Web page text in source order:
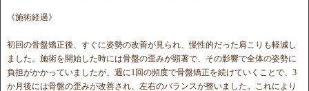
《施術経過》
初回の骨盤矯正後、すぐに姿勢の改善が見られ、慢性的だった肩こりも軽減し
ました。施術を開始した時には骨盤の歪みが顕著で、その影響で全体の姿勢に
負担がかかっていましたが、週に1回の頻度で骨盤矯正を続けていくことで、3
か月後には骨盤の歪みが改善され、左右のバランスが整いました。これにより